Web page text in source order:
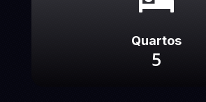
Quartos
5